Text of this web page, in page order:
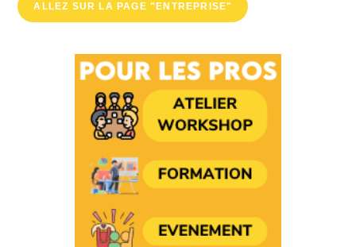
ALLEZ SUR LA PAGE "ENTREPRISE"